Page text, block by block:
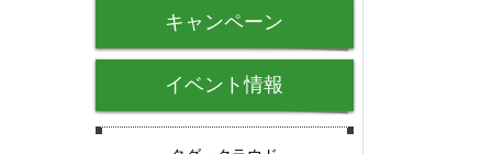
キャンペーン
イベント情報